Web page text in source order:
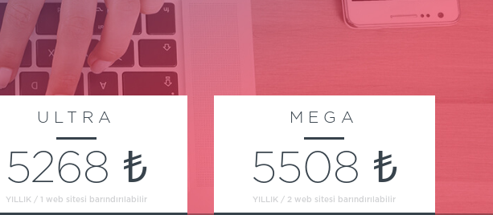
ULTRA
5268 ₺
YILLIK / 1 web sitesi barındırılabilir
MEGA
5508 ₺
YILLIK / 2 web sitesi barındırılabilir